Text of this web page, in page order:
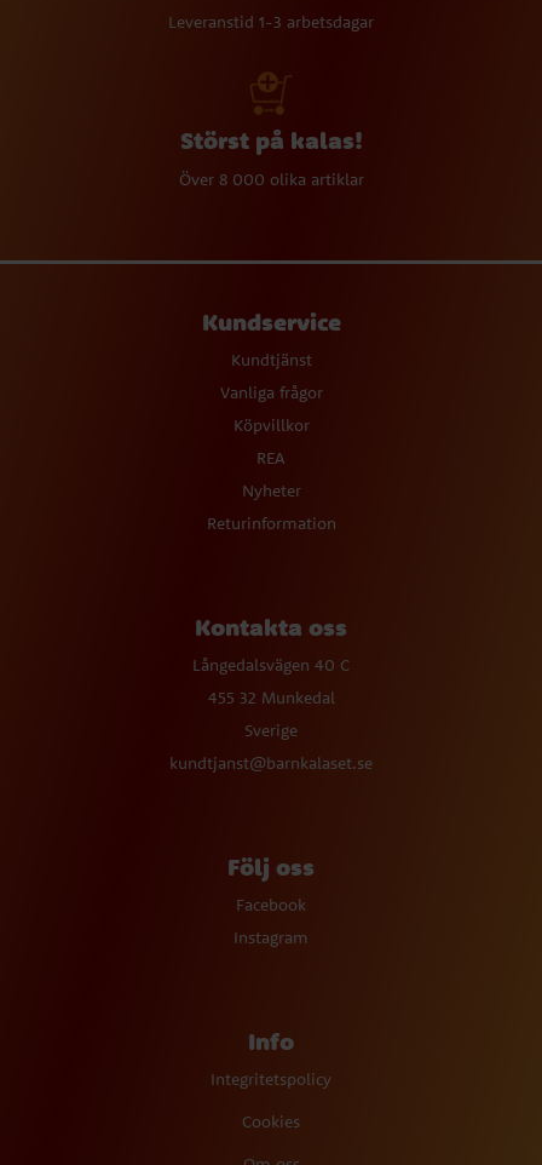
Leveranstid 1-3 arbetsdagar
Störst på kalas!
Över 8 000 olika artiklar
Kundservice
Kundtjänst
Vanliga frågor
Köpvillkor
REA
Nyheter
Returinformation
Kontakta oss
Långedalsvägen 40 C
455 32 Munkedal
Sverige
kundtjanst@barnkalaset.se
Följ oss
Facebook
Instagram
Info
Integritetspolicy
Cookies